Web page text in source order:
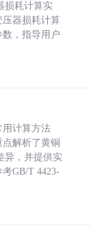
损耗计算实
器损耗计算
数，指导用户
用计算方法
点解析了黄铜
异，并提供实
GB/T 4423-